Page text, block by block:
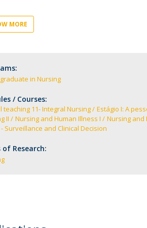
Faces & Facts
ESEnfIC
MORE
in Nursing
/ Courses:
teaching 11- Integral Nursing Estágio I: A
II
Nursing and Human Illness I Nursing and
Surveillance and Clinical Decision
of Research: